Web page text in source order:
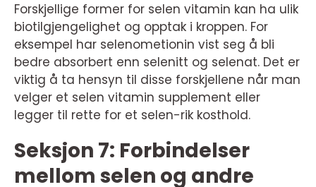
Forskjellige former for selen vitamin kan ha ulik
biotilgjengelighet og opptak i kroppen. For
eksempel har selenometionin vist seg å bli
bedre absorbert enn selenitt og selenat. Det er
viktig å ta hensyn til disse forskjellene når man
velger et selen vitamin supplement eller
legger til rette for et selen-rik kosthold.
Seksjon 7: Forbindelser
mellom selen og andre